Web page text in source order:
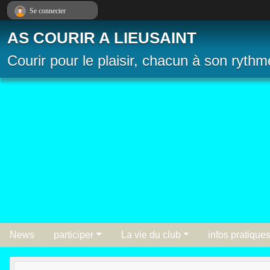
AS COURIR A LIEUSAINT
Courir pour le plaisir, chacun à son
News participer La vie du club infos pratiques
Se connecter
Panneau de gestion des cookies